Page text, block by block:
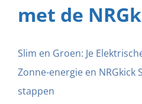
met de
Slim en Groen: Je
Zonne-energie en NRGkick
stappen